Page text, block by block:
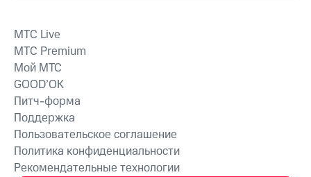
MTС Live
MTС Premium
Мой МТС
GOOD’OK
Питч-форма
Поддержка
Пользовательское соглашение
Политика конфиденциальности
Рекомендательные технологии